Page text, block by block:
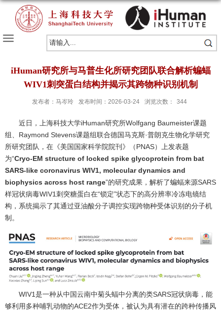
iHuman研究所与马普生化所研究团队联合解析蝙蝠
WIV1刺突蛋白结构并揭示其跨物种识别机制
发布者：马岑玲 发布时间：2026-03-24 浏览次数： 344
近日，上海科技大学iHuman研究所Wolfgang Baumeister课题
组、Raymond Stevens课题组联合德国马克斯·普朗克生物化学研究
所研究团队，在《美国国家科学院院刊》（PNAS）上发表题
为“Cryo-EM structure of locked spike glycoprotein from bat
SARS-like coronavirus WIV1, molecular dynamics and
biophysics across host range”的研究成果，解析了蝙蝠来源SARS
样冠状病毒WIV1刺突糖蛋白在“锁定”状态下的高分辨率冷冻电镜结
构，系统揭示了其通过亚油酸分子调控实现跨物种受体识别的分子机
制。
WIV1是一种从中国云南中菊头蝠中分离的类SARS冠状病毒，能
够利用多种哺乳动物的ACE2作为受体，被认为具有潜在的跨种传播风